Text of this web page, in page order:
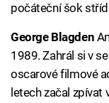
počáteční šok
George Blagden
1989. Zahrál si v
oscarové filmové
letech začal zpívat